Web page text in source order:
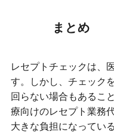
まとめ
レセプトチェックは、
す。しかし、チェック
回らない場合もあるこ
療向けのレセプト業務
大きな負担になってい